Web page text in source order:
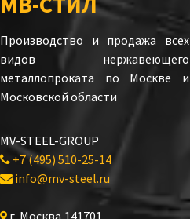
Производство и продажа всех
видов нержавеющего
металлопроката по Москве и
Московской области
MV-STEEL-GROUP
+7 (495) 510-25-14
info@mv-steel.ru
г. Москва 141701